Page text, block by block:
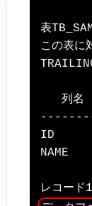
表
この表に
列名
ID